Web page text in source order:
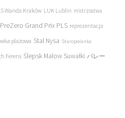
Wanda Kraków LUK Lublin mistrzostwa
PreZero Grand Prix PLS reprezentacja
plażowa Stal Nysa Staropolanka
Ferens Ślepsk Malow Suwałki バレー